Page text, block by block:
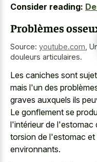
Consider reading:
Problèmes
Source: youtube.com
douleurs articulaires.
Les caniches sont
mais l'un des
graves auxquels ils
Le gonflement se
l'intérieur de
torsion de l'estomac et
environnants.